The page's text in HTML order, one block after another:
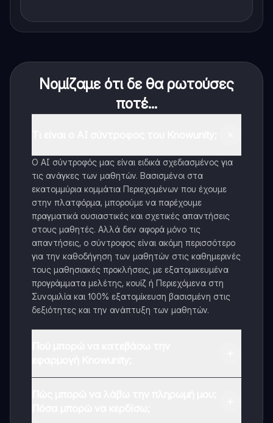
Νομίζαμε ότι δε θα ρωτούσες
ποτέ...
Ο AI σύντροφός μας είναι ειδικά σχεδιασμένος για
τις ανάγκες των μαθητών. Βασισμένοι στα
εκατομμύρια κομμάτια Περιεχομένων που έχουμε
στην πλατφόρμα, μπορούμε να παρέχουμε
πραγματικά ουσιαστικές και σχετικές απαντήσεις
στους μαθητές. Αλλά δεν αφορά μόνο τις
απαντήσεις, ο σύντροφος είναι ακόμη περισσότερο
για την καθοδήγηση των μαθητών στις καθημερινές
τους μαθησιακές προκλήσεις, με εξατομικευμένα
προγράμματα μελέτης, κουίζ ή Περιεχόμενα στη
Συνομιλία και 100% εξατομίκευση βασισμένη στις
δεξιότητες και την ανάπτυξη των μαθητών.